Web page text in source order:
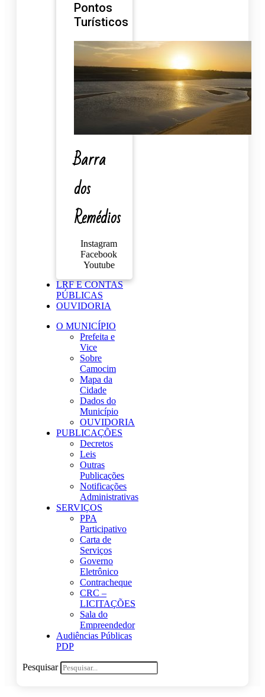
Pontos
Turísticos
Barra
dos
Remédios
Instagram
Facebook
Youtube
LRF E CONTAS
PÚBLICAS
OUVIDORIA
O MUNICÍPIO
Prefeita e
Vice
Sobre
Camocim
Mapa da
Cidade
Dados do
Município
OUVIDORIA
PUBLICAÇÕES
Decretos
Leis
Outras
Publicações
Notificações
Administrativas
SERVIÇOS
PPA
Participativo
Carta de
Serviços
Governo
Eletrônico
Contracheque
CRC –
LICITAÇÕES
Sala do
Empreendedor
Audiências Públicas
PDP
Pesquisar